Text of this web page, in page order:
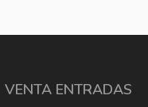
VENTA ENTRADAS